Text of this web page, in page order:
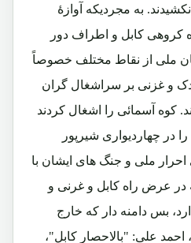
به مجردیکه آوازۀ
کروهی کابل و اطراف دور
ملی از نقاط مختلف خصوصاً
و غزنی بر سراشغال گران
کوه آسمائی را اشغال کردند
در چهاردیواری شیرپور
ملی و جنگ های ایشان با
در عرض راه کابل و غرنی و
بس دامنه دار که خارج
احمد علی: "بالاحصار کابل"،